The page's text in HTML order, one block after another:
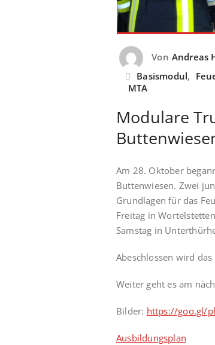
Von Andreas
Basismodul,
MTA
Modulare
Am 28. Oktober
Buttenwiesen. Zwei
Grundlagen für das
Freitag in
Samstag in
Abeschlossen wird
Weiter geht es am
Bilder: https://goo.gl/
Ausbildungsplan